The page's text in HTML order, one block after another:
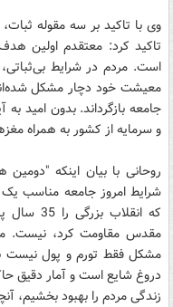
وی با تاکید بر سه مقوله
تاکید کرد:‌ معتقدم اولین
است. مردم در شرایط
معیشت خود دچار مشکل شده‌اند.
جامعه بازگرداند. بدون امید
و سرمایه از کشور به همراه
روحانی با بیان اینکه
‌شرایط امروز جامعه مناسب یک
که
مقدس مقاومت کرد، نیست.
مشکل فقط تورم و پول نیست
دروغ شایع است و آمار دقیق
زندگی مردم را بهبود